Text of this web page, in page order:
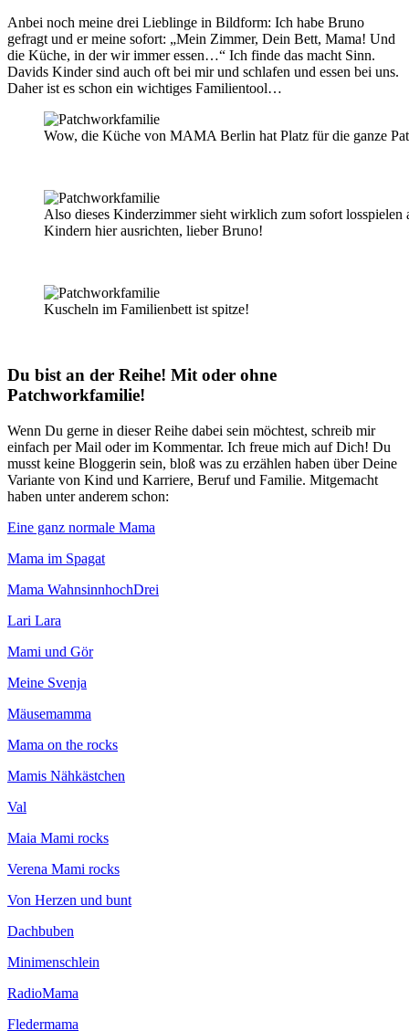
Anbei noch meine drei Lieblinge in Bildform: Ich habe Bruno
gefragt und er meine sofort: „Mein Zimmer, Dein Bett, Mama! Und
die Küche, in der wir immer essen…“ Ich finde das macht Sinn.
Davids Kinder sind auch oft bei mir und schlafen und essen bei uns.
Daher ist es schon ein wichtiges Familientool…
Wow, die Küche von MAMA Berlin hat Platz für die ganze
Also dieses Kinderzimmer sieht wirklich zum sofort
Kindern hier ausrichten, lieber Bruno!
Kuscheln im Familienbett ist spitze!
Du bist an der Reihe! Mit oder ohne
Patchworkfamilie!
Wenn Du gerne in dieser Reihe dabei sein möchtest, schreib mir
einfach per Mail oder im Kommentar. Ich freue mich auf Dich! Du
musst keine Bloggerin sein, bloß was zu erzählen haben über Deine
Variante von Kind und Karriere, Beruf und Familie. Mitgemacht
haben unter anderem schon:
Eine ganz normale Mama
Mama im Spagat
Mama WahnsinnhochDrei
Lari Lara
Mami und Gör
Meine Svenja
Mäusemamma
Mama on the rocks
Mamis Nähkästchen
Val
Maia Mami rocks
Verena Mami rocks
Von Herzen und bunt
Dachbuben
Minimenschlein
RadioMama
Fledermama